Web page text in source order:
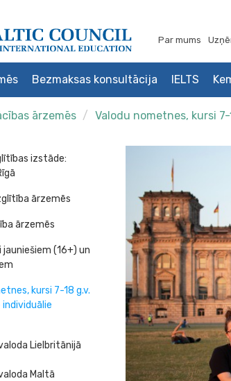
Par mums
Bezmaksas konsultācija IELTS
ārzemēs Valodu nometnes, kursi
izstāde:
ārzemēs
ārzemēs
jauniešiem (16+) un
kursi 7-18 g.v.
Lielbritānijā
Maltā